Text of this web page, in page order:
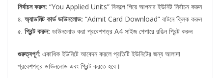
নির্বাচন করুন: “You Applied Units” বিকল্পে গিয়ে আপনার ইউনিট নির্বাচন করুন
৪. অ্যাডমিট কার্ড ডাউনলোড: “Admit Card Download” বাটনে ক্লিক করুন
৫. প্রিন্ট করুন: ডাউনলোড করা প্রবেশপত্র A4 সাইজ পেপারে রঙিন প্রিন্ট করুন
গুরুত্বপূর্ণ: একাধিক ইউনিটে আবেদন করলে প্রতিটি ইউনিটের জন্য আলাদা
প্রবেশপত্র ডাউনলোড এবং প্রিন্ট করতে হবে।